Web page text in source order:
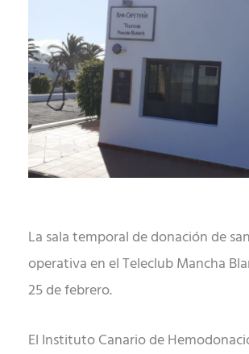
La sala temporal de donación de
operativa en el Teleclub Mancha
25 de febrero.
El Instituto Canario de